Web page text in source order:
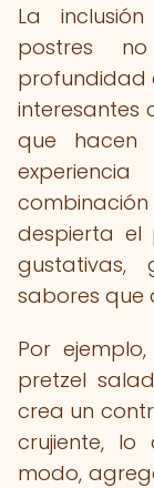
La
postres
profundidad
interesantes
que
despierta el
gustativas,
sabores que
Por
pretzel
crea un
crujiente,
modo,